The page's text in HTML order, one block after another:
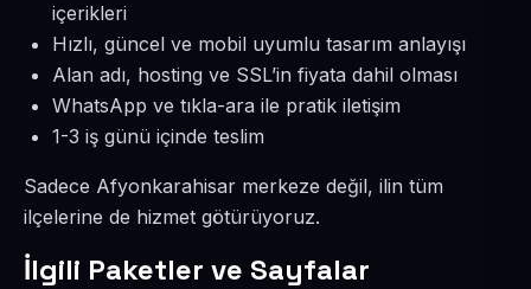
içerikleri
Hızlı, güncel ve mobil uyumlu tasarım anlayışı
Alan adı, hosting ve SSL’in fiyata dahil olması
WhatsApp ve tıkla-ara ile pratik iletişim
1-3 iş günü içinde teslim
Sadece Afyonkarahisar merkeze değil, ilin tüm
ilçelerine de hizmet götürüyoruz.
İlgili Paketler ve Sayfalar